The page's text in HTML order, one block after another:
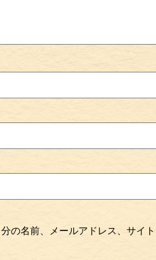
の名前、メールアドレス、サイト